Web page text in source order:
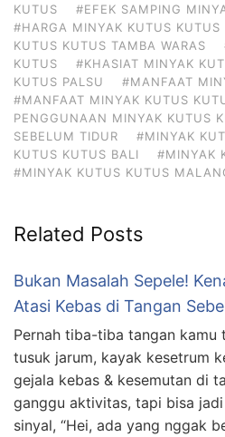
KUTUS
#EFEK SAMPING
#HARGA MINYAK KUTUS KUTUS
KUTUS KUTUS TAMBA WARAS
KUTUS
#KHASIAT MINYAK
KUTUS PALSU
#MANFAAT
#MANFAAT MINYAK KUTUS
PENGGUNAAN MINYAK KUTUS
SEBELUM TIDUR
#MINYAK
KUTUS KUTUS BALI
#MINYAK
#MINYAK KUTUS KUTUS
Related Posts
Bukan Masalah Sepele!
Atasi Kebas di Tangan
Pernah tiba-tiba tangan
tusuk jarum, kayak kesetrum
gejala kebas & kesemutan di
ganggu aktivitas, tapi bisa
sinyal, “Hei, ada yang nggak